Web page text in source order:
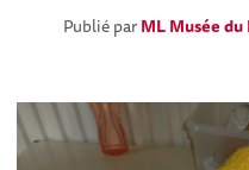
Publié parML Musée du